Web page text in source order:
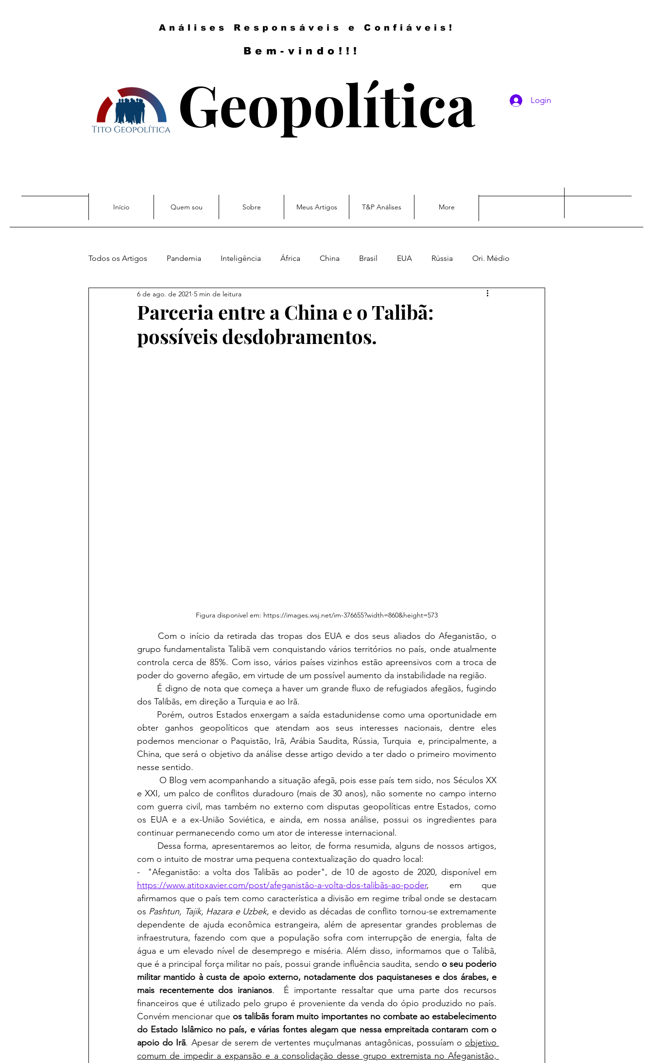
Análises Responsáveis e Confiáveis!
Bem-vindo!!!
Geopolítica Login
Início Quem sou Sobre Meus Artigos T&P Análises More
Todos os Artigos Pandemia Inteligência África China Brasil EUA Rússia Ori. Médio
Amer. e Atl. Sul Europa Ásia Jogos de Guerra
Vídeos do Blog Geopolítica Energética Geopolítica Espacial
Parceria entre a China e o Talibã:
possíveis desdobramentos.
6 de ago. de 2021 5 min de leitura
Figura disponível em: https://images.wsj.net/im-376655?width=860&height=573
grupo fundamentalista Talibã vem conquistando vários territórios no país, onde atualmente
controla cerca de 85%. Com isso, vários países vizinhos estão apreensivos com a troca de
poder do governo afegão, em virtude de um possível aumento da instabilidade na região.
dos Talibãs, em direção a Turquia e ao Irã.
obter ganhos geopolíticos que atendam aos seus interesses nacionais, dentre eles
podemos mencionar o Paquistão, Irã, Arábia Saudita, Rússia, Turquia  e, principalmente, a
China, que será o objetivo da análise desse artigo devido a ter dado o primeiro movimento
nesse sentido.
e XXI, um palco de conflitos duradouro (mais de 30 anos), não somente no campo interno
com guerra civil, mas também no externo com disputas geopolíticas entre Estados, como
os EUA e a ex-União Soviética, e ainda, em nossa análise, possui os ingredientes para
continuar permanecendo como um ator de interesse internacional.
com o intuito de mostrar uma pequena contextualização do quadro local:
https://www.atitoxavier.com/post/afeganistão-a-volta-dos-talibãs-ao-poder, em que
afirmamos que o país tem como característica a divisão em regime tribal onde se destacam
os Pashtun, Tajik, Hazara e Uzbek, e devido as décadas de conflito tornou-se extremamente
dependente de ajuda econômica estrangeira, além de apresentar grandes problemas de
infraestrutura, fazendo com que a população sofra com interrupção de energia, falta de
água e um elevado nível de desemprego e miséria. Além disso, informamos que o Talibã,
que é a principal força militar no país, possui grande influência saudita, sendo o seu poderio
militar mantido à custa de apoio externo, notadamente dos paquistaneses e dos árabes, e
mais recentemente dos iranianos.  É importante ressaltar que uma parte dos recursos
financeiros que é utilizado pelo grupo é proveniente da venda do ópio produzido no país.
Convém mencionar que os talibãs foram muito importantes no combate ao estabelecimento
do Estado Islâmico no país, e várias fontes alegam que nessa empreitada contaram com o
apoio do Irã. Apesar de serem de vertentes muçulmanas antagônicas, possuíam o objetivo
comum de impedir a expansão e a consolidação desse grupo extremista no Afeganistão,